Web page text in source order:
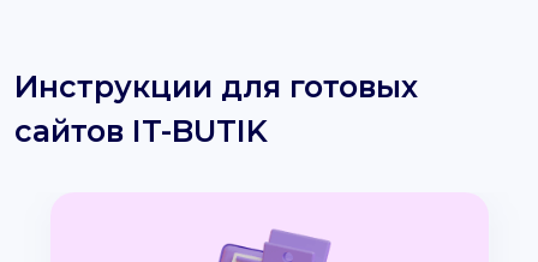
Инструкции для готовых
сайтов IT-BUTIK